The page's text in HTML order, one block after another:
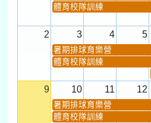
體育校隊訓練
2 3 4 5
暑期排球育樂營
體育校隊訓練
9 10 11 12
暑期排球育樂營
體育校隊訓練